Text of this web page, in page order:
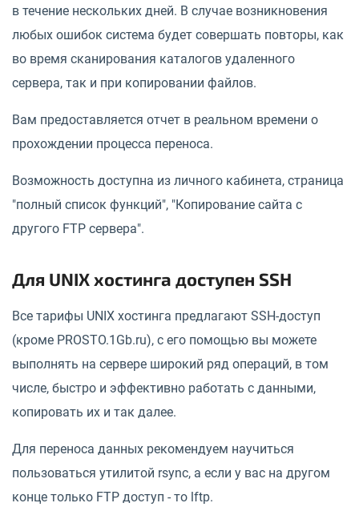
в течение нескольких дней. В случае возникновения
любых ошибок система будет совершать повторы, как
во время сканирования каталогов удаленного
сервера, так и при копировании файлов.
Вам предоставляется отчет в реальном времени о
прохождении процесса переноса.
Возможность доступна из личного кабинета, страница
"полный список функций", "Копирование сайта с
другого FTP сервера".
Для UNIX хостинга доступен SSH
Все тарифы UNIX хостинга предлагают SSH-доступ
(кроме PROSTO.1Gb.ru), с его помощью вы можете
выполнять на сервере широкий ряд операций, в том
числе, быстро и эффективно работать с данными,
копировать их и так далее.
Для переноса данных рекомендуем научиться
пользоваться утилитой rsync, а если у вас на другом
конце только FTP доступ - то lftp.